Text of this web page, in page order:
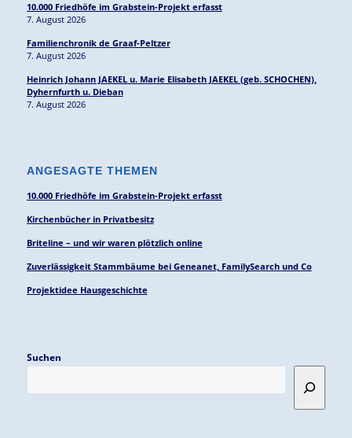
10.000 Friedhöfe im Grabstein-Projekt erfasst
7. August 2026
Familienchronik de Graaf-Peltzer
7. August 2026
Heinrich Johann JAEKEL u. Marie Elisabeth JAEKEL (geb. SCHOCHEN),
Dyhernfurth u. Dieban
7. August 2026
ANGESAGTE THEMEN
10.000 Friedhöfe im Grabstein-Projekt erfasst
Kirchenbücher in Privatbesitz
Briteline – und wir waren plötzlich online
Zuverlässigkeit Stammbäume bei Geneanet, FamilySearch und Co
Projektidee Hausgeschichte
Suchen